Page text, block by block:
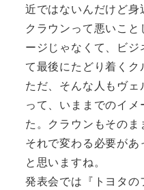
近ではないんだけど身
クラウンって悪いこ
ージじゃなくて、ビ
て最後にたどり着くク
ただ、そんな人もヴ
って、いままでのイ
た。クラウンもそのま
それで変わる必要が
と思いますね。
発表会では『トヨタ